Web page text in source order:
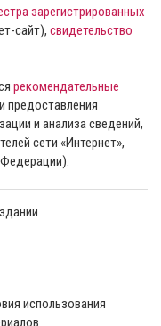
зарегистрированных
сайт), свидетельство
рекомендательные
предоставления
и анализа сведений,
сети «Интернет»,
использования